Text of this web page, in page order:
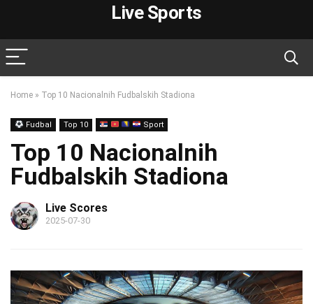
Live Sports
Home » Top 10 Nacionalnih Fudbalskih Stadiona
Fudbal Top 10 Sport
Top 10 Nacionalnih
Fudbalskih Stadiona
Live Scores
2025-07-30